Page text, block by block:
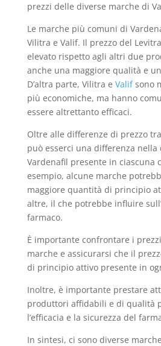
prezzi delle diverse marche di
Le marche più comuni di
Vilitra e Valif. Il prezzo del
elevato rispetto agli altri due
anche una maggiore qualità e
D’altra parte, Vilitra e Valifsono
più economiche, ma hanno
essere altrettanto efficaci.
Oltre alle differenze di prezzo
può esserci una differenza
Vardenafil presente in ciascuna
esempio, alcune marche
maggiore quantità di principio
altre, il che potrebbe influire
farmaco.
È importante confrontare i
marche e assicurarsi che il
di principio attivo presente in
Inoltre, è importante prestare
produttori affidabili e di qualità
l’efficacia e la sicurezza del
In sintesi, ci sono diverse